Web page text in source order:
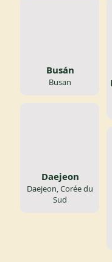
Busán
Busan
Daejeon
Daejeon, Corée du
Sud